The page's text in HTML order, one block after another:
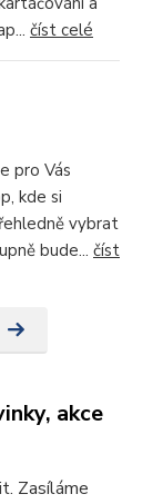
číst celé
pro Vás
kde si
vybrat
bude... číst
akce
Zasíláme